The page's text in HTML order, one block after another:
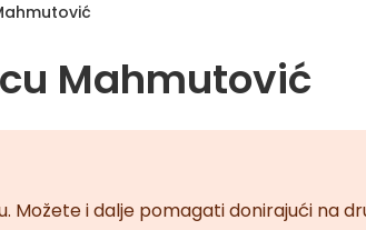
Mahmutović
Možete i dalje pomagati donirajući na